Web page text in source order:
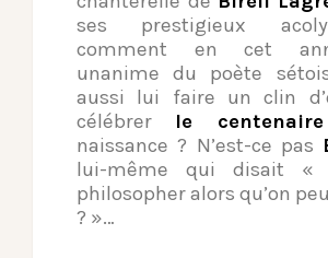
ses prestigieux
comment en cet
unanime du poète
aussi lui faire un clin
célébrer le centenaire
naissance ? N’est-ce pas
lui-même qui disait «
philosopher alors qu’on
? »…